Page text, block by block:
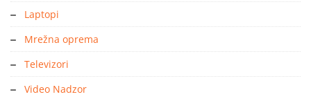
Laptopi
Mrežna oprema
Televizori
Video Nadzor